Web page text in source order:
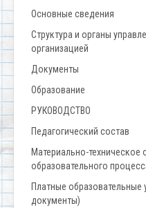
Основные сведения
Структура и органы
организацией
Документы
Образование
РУКОВОДСТВО
Педагогический состав
Материально-
образовательного
Платные образовательные
документы)